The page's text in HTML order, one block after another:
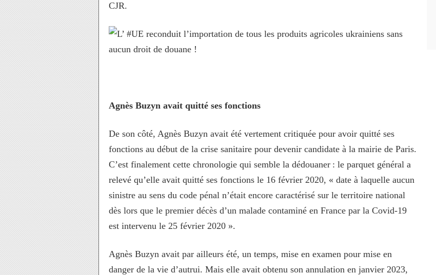
CJR.
Agnès Buzyn avait quitté ses fonctions
De son côté, Agnès Buzyn avait été vertement critiquée pour avoir quitté ses
fonctions au début de la crise sanitaire pour devenir candidate à la mairie de Paris.
C’est finalement cette chronologie qui semble la dédouaner : le parquet général a
relevé qu’elle avait quitté ses fonctions le 16 février 2020, « date à laquelle aucun
sinistre au sens du code pénal n’était encore caractérisé sur le territoire national
dès lors que le premier décès d’un malade contaminé en France par la Covid-19
est intervenu le 25 février 2020 ».
Agnès Buzyn avait par ailleurs été, un temps, mise en examen pour mise en
danger de la vie d’autrui. Mais elle avait obtenu son annulation en janvier 2023,